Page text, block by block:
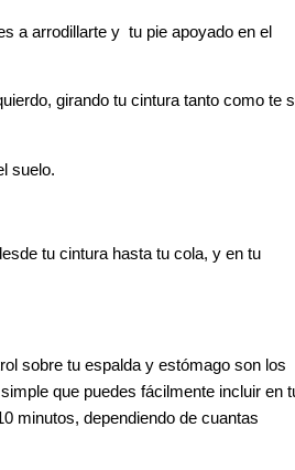
a arrodillarte y tu pie apoyado en el
girando tu cintura tanto como te
suelo.
tu cintura hasta tu cola, y en tu
sobre tu espalda y estómago son los
que puedes fácilmente incluir en
minutos, dependiendo de cuantas